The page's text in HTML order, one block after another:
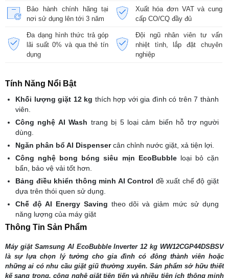
Bảo hành chính hãng tại
nơi sử dụng lên tới 3 năm
Xuất hóa đơn VAT và cung
cấp CO/CQ đầy đủ
Đa dạng hình thức trả góp
lãi suất 0% và qua thẻ tín
dụng
Đội ngũ nhân viên tư vấn
nhiệt tình, lắp đặt chuyên
nghiệp
Tính Năng Nổi Bật
Khối lượng giặt 12 kg thích hợp với gia đình có trên 7 thành
viên.
Công nghệ AI Wash trang bị 5 loại cảm biến hỗ trợ người
dùng.
Ngăn phân bổ AI Dispensercân chỉnh nước giặt, xả tiện lợi.
Công nghệ bong bóng siêu mịn EcoBubbleloại bỏ cặn
bẩn, bảo vệ vải tốt hơn.
Bảng điều khiển thông minh AI Control đề xuất chế độ giặt
dựa trên thói quen sử dụng.
Chế độ AI Energy Saving theo dõi và giảm mức sử dụng
năng lượng của máy giặt
Thông Tin Sản Phẩm
Máy giặt Samsung AI EcoBubble Inverter 12 kg WW12CGP44DSBSV
là sự lựa chọn lý tưởng cho gia đình có đông thành viên hoặc
những ai có nhu cầu giặt giũ thường xuyên. Sản phẩm sở hữu thiết
kế sang trọng, công nghệ giặt tiên tiến và nhiều tiện ích thông minh